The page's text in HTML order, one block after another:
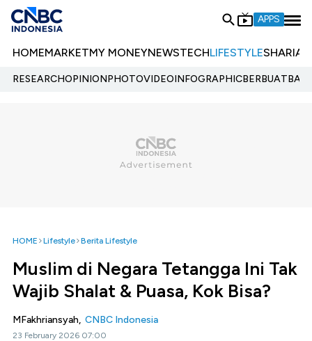
APPS
HOMEMARKETMY MONEYNEWSTECHLIFESTYLESHARIA
RESEARCHOPINIONPHOTOVIDEOINFOGRAPHIC
HOME Lifestyle Berita Lifestyle
Muslim di Negara Tetangga Ini Tak
Wajib Shalat & Puasa, Kok Bisa?
MFakhriansyah, CNBC Indonesia
23 February 2026 07:00